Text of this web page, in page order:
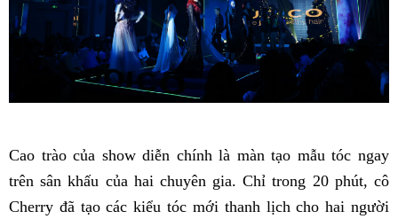
Cao trào của show diễn chính là màn tạo mẫu tóc ngay
trên sân khấu của hai chuyên gia. Chỉ trong 20 phút, cô
Cherry đã tạo các kiểu tóc mới thanh lịch cho hai người